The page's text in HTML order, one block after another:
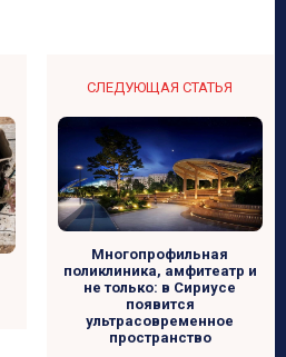
СЛЕДУЮЩАЯ СТАТЬЯ
Многопрофильная
поликлиника, амфитеатр и
не только: в Сириусе
появится
ультрасовременное
пространство